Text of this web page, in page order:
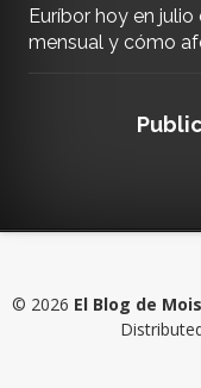
Euríbor hoy en
mensual y cómo
© 2026 El Blog de